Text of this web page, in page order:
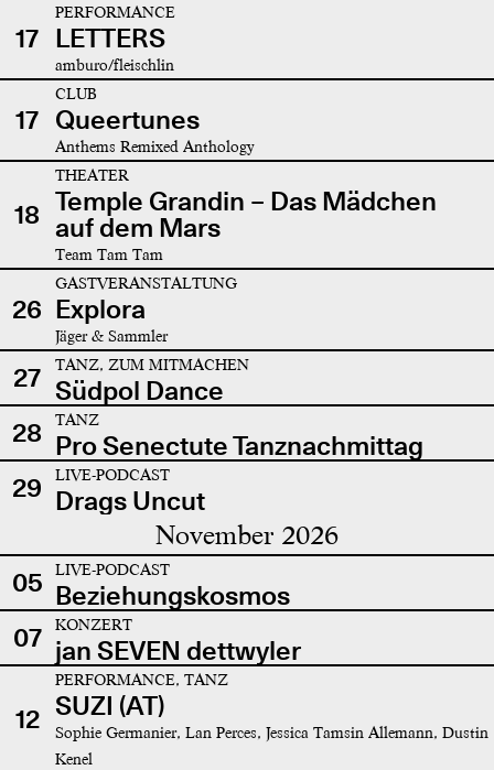
17
PERFORMANCE
LETTERS
amburo/fleischlin
17
CLUB
Queertunes
Anthems Remixed Anthology
18
THEATER
Temple Grandin – Das Mädchen
auf dem Mars
Team Tam Tam
26
GASTVERANSTALTUNG
Explora
Jäger & Sammler
27 TANZ, ZUM MITMACHEN
Südpol Dance
28
TANZ
Pro Senectute Tanznachmittag
29
LIVE-PODCAST
Drags Uncut
November 2026
05 LIVE-PODCAST
Beziehungskosmos
07
KONZERT
jan SEVEN dettwyler
12
PERFORMANCE, TANZ
SUZI (AT)
Sophie Germanier, Lan Perces, Jessica Tamsin Allemann, Dustin
Kenel